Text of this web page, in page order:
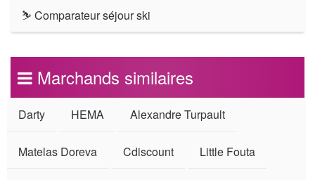
⛷ Comparateur séjour ski
Marchands similaires
Darty HEMA Alexandre Turpault
Matelas Doreva Cdiscount Little Fouta